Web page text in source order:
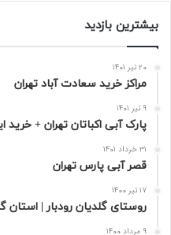
بیشترین بازدید
20 تیر 1401
مراکز خرید سعادت‌ آباد تهران
9 تیر 1401
پارک آبی اکباتان تهران + خرید
31 خرداد 1401
قصر آبی پارس تهران
17 تیر 1400
روستای گلدیان رودبار | استان
9 مرداد 1400